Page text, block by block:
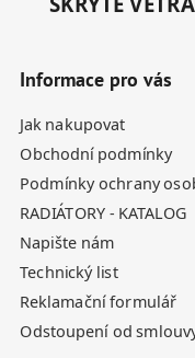
Informace pro vás
Jak nakupovat
Obchodní podmínky
Podmínky ochrany
RADIÁTORY - KATALOG
Napište nám
Technický list
Reklamační formulář
Odstoupení od